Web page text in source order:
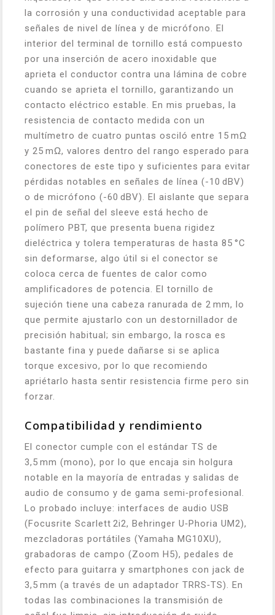
la corrosión y una conductividad aceptable para
señales de nivel de línea y de micrófono. El
interior del terminal de tornillo está compuesto
por una inserción de acero inoxidable que
aprieta el conductor contra una lámina de cobre
cuando se aprieta el tornillo, garantizando un
contacto eléctrico estable. En mis pruebas, la
resistencia de contacto medida con un
multímetro de cuatro puntas osciló entre 15 mΩ
y 25 mΩ, valores dentro del rango esperado para
conectores de este tipo y suficientes para evitar
pérdidas notables en señales de línea (-10 dBV)
o de micrófono (-60 dBV). El aislante que separa
el pin de señal del sleeve está hecho de
polímero PBT, que presenta buena rigidez
dieléctrica y tolera temperaturas de hasta 85 °C
sin deformarse, algo útil si el conector se
coloca cerca de fuentes de calor como
amplificadores de potencia. El tornillo de
sujeción tiene una cabeza ranurada de 2 mm, lo
que permite ajustarlo con un destornillador de
precisión habitual; sin embargo, la rosca es
bastante fina y puede dañarse si se aplica
torque excesivo, por lo que recomiendo
apriétarlo hasta sentir resistencia firme pero sin
forzar.
Compatibilidad y rendimiento
El conector cumple con el estándar TS de
3,5 mm (mono), por lo que encaja sin holgura
notable en la mayoría de entradas y salidas de
audio de consumo y de gama semi‑profesional.
Lo probado incluye: interfaces de audio USB
(Focusrite Scarlett 2i2, Behringer U‑Phoria UM2),
mezcladoras portátiles (Yamaha MG10XU),
grabadoras de campo (Zoom H5), pedales de
efecto para guitarra y smartphones con jack de
3,5 mm (a través de un adaptador TRRS‑TS). En
todas las combinaciones la transmisión de